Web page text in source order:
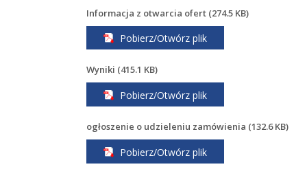
Informacja z otwarcia ofert (274.5 KB)
Pobierz/Otwórz plik
Wyniki (415.1 KB)
Pobierz/Otwórz plik
ogłoszenie o udzieleniu zamówienia (132.6 KB)
Pobierz/Otwórz plik